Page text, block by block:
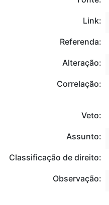
Link:
Referenda:
Alteração:
Correlação:
Veto:
Assunto:
Classificação de direito:
Observação: